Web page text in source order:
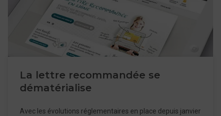
La lettre recommandée se
dématérialise
Avec les évolutions réglementaires en place depuis janvier